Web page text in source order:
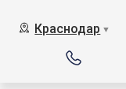
Краснодар ▼